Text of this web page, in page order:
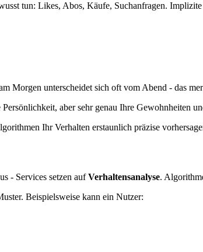
tun: Likes, Abos, Käufe, Suchanfragen.
Morgen unterscheidet sich oft vom Abend - das
Persönlichkeit, aber sehr genau Ihre Gewohnheiten
Ihr Verhalten erstaunlich präzise
- Services setzen aufVerhaltensanalyse.
Beispielsweise kann ein Nutzer: